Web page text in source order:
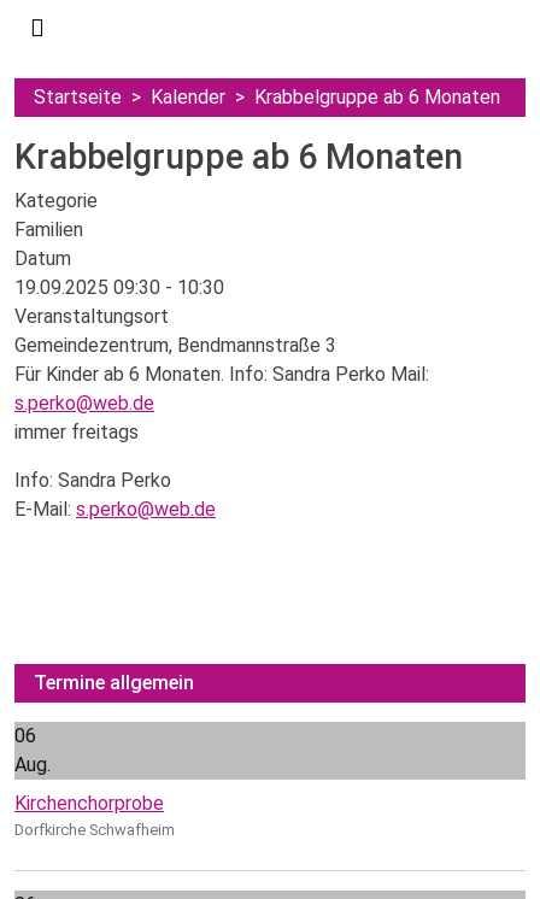
Startseite Kalender Krabbelgruppe ab 6 Monaten
Krabbelgruppe ab 6 Monaten
Kategorie
Familien
Datum
19.09.2025 09:30 - 10:30
Veranstaltungsort
Gemeindezentrum, Bendmannstraße 3
Für Kinder ab 6 Monaten. Info: Sandra Perko Mail:
s.perko@web.de
immer freitags
Info: Sandra Perko
E-Mail: s.perko@web.de
Termine allgemein
06
Aug.
Kirchenchorprobe
Dorfkirche Schwafheim